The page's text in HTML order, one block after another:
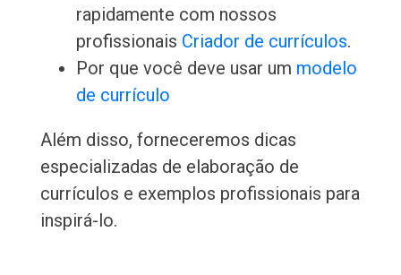
rapidamente com nossos
profissionais Criador de currículos.
Por que você deve usar um modelo
de currículo
Além disso, forneceremos dicas
especializadas de elaboração de
currículos e exemplos profissionais para
inspirá-lo.